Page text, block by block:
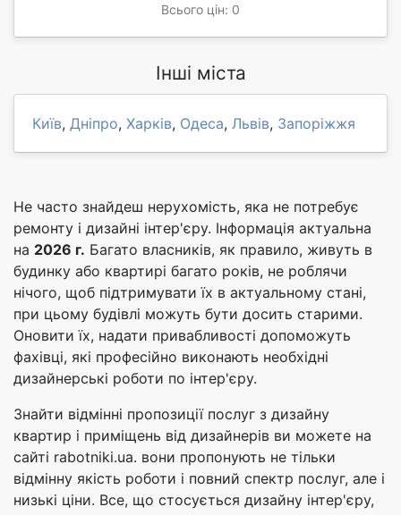
Всього цін: 0
Інші міста
Київ, Дніпро, Харків, Одеса, Львів, Запоріжжя
Не часто знайдеш нерухомість, яка не потребує
ремонту і дизайні інтер'єру. Інформація актуальна
на 2026 г. Багато власників, як правило, живуть в
будинку або квартирі багато років, не роблячи
нічого, щоб підтримувати їх в актуальному стані,
при цьому будівлі можуть бути досить старими.
Оновити їх, надати привабливості допоможуть
фахівці, які професійно виконають необхідні
дизайнерські роботи по інтер'єру.
Знайти відмінні пропозиції послуг з дизайну
квартир і приміщень від дизайнерів ви можете на
сайті rabotniki.ua. вони пропонують не тільки
відмінну якість роботи і повний спектр послуг, але і
низькі ціни. Все, що стосується дизайну інтер'єру,